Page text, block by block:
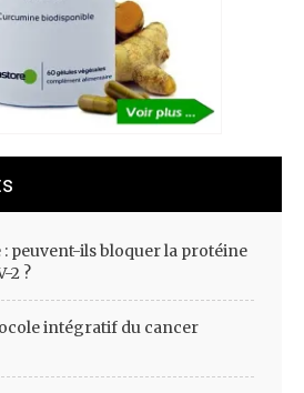
peuvent-ils bloquer la protéine
2 ?
intégratif du cancer